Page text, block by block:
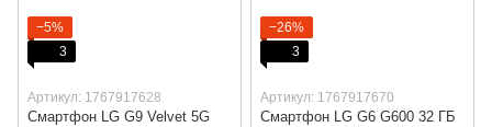
−5%
3
Артикул: 1767917628
Смартфон LG G9 Velvet 5G
−26%
3
Артикул: 1767917670
Смартфон LG G6 G600 32 ГБ